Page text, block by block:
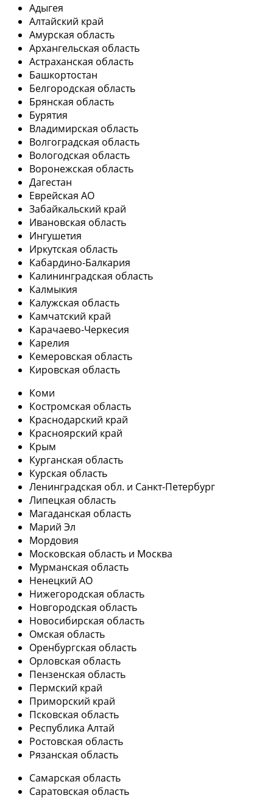
Адыгея
Алтайский край
Амурская область
Архангельская область
Астраханская область
Башкортостан
Белгородская область
Брянская область
Бурятия
Владимирская область
Волгоградская область
Вологодская область
Воронежская область
Дагестан
Еврейская АО
Забайкальский край
Ивановская область
Ингушетия
Иркутская область
Кабардино-Балкария
Калининградская область
Калмыкия
Калужская область
Камчатский край
Карачаево-Черкесия
Карелия
Кемеровская область
Кировская область
Коми
Костромская область
Краснодарский край
Красноярский край
Крым
Курганская область
Курская область
Ленинградская обл. и Санкт-Петербург
Липецкая область
Магаданская область
Марий Эл
Мордовия
Московская область и Москва
Мурманская область
Ненецкий АО
Нижегородская область
Новгородская область
Новосибирская область
Омская область
Оренбургская область
Орловская область
Пензенская область
Пермский край
Приморский край
Псковская область
Республика Алтай
Ростовская область
Рязанская область
Самарская область
Саратовская область